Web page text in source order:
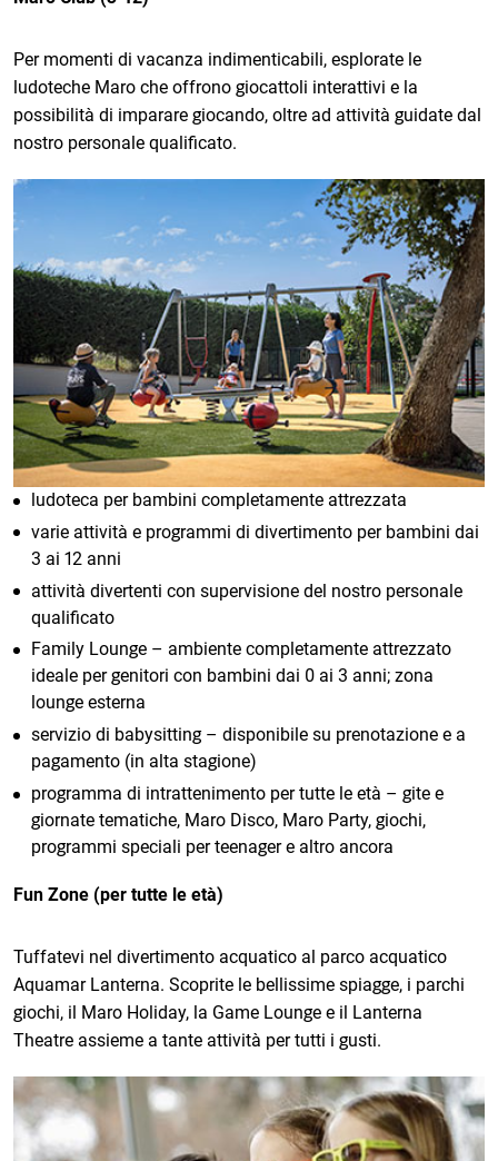
Per momenti di vacanza indimenticabili, esplorate le
ludoteche Maro che offrono giocattoli interattivi e la
possibilità di imparare giocando, oltre ad attività guidate dal
nostro personale qualificato.
ludoteca per bambini completamente attrezzata
varie attività e programmi di divertimento per bambini dai
3 ai 12 anni
attività divertenti con supervisione del nostro personale
qualificato
Family Lounge – ambiente completamente attrezzato
ideale per genitori con bambini dai 0 ai 3 anni; zona
lounge esterna
servizio di babysitting – disponibile su prenotazione e a
pagamento (in alta stagione)
programma di intrattenimento per tutte le età – gite e
giornate tematiche, Maro Disco, Maro Party, giochi,
programmi speciali per teenager e altro ancora
Fun Zone (per tutte le età)
Tuffatevi nel divertimento acquatico al parco acquatico
Aquamar Lanterna. Scoprite le bellissime spiagge, i parchi
giochi, il Maro Holiday, la Game Lounge e il Lanterna
Theatre assieme a tante attività per tutti i gusti.